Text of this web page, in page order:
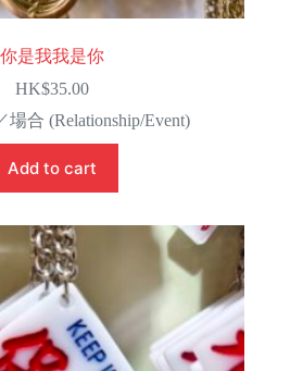
你是我我是你
HK$35.00
場合 (Relationship/Event)
Add to cart